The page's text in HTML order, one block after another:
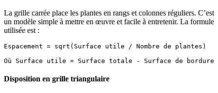
La grille carrée place les plantes en rangs et colonnes réguliers. C’est
un modèle simple à mettre en œuvre et facile à entretenir. La formule
utilisée est :
Espacement = sqrt(Surface utile / Nombre de plantes)
Disposition en grille triangulaire